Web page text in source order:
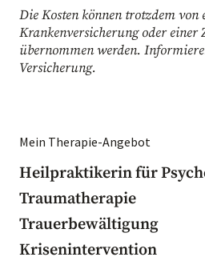
Die Kosten können trotzdem
Krankenversicherung oder einer
übernommen werden.
Versicherung.
Mein Therapie-Angebot
Heilpraktikerin für
Traumatherapie
Trauerbewältigung
Krisenintervention